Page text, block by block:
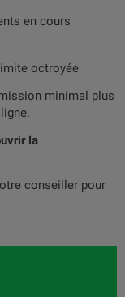
en cours
octroyée
minimal plus
la
conseiller pour